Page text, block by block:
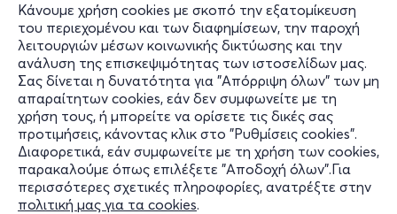
Κάνουμε χρήση cookies με σκοπό την εξατομίκευση
του περιεχομένου και των διαφημίσεων, την παροχή
λειτουργιών μέσων κοινωνικής δικτύωσης και την
ανάλυση της επισκεψιμότητας των ιστοσελίδων μας.
Σας δίνεται η δυνατότητα για "Απόρριψη όλων" των μη
απαραίτητων cookies, εάν δεν συμφωνείτε με τη
χρήση τους, ή μπορείτε να ορίσετε τις δικές σας
προτιμήσεις, κάνοντας κλικ στο "Ρυθμίσεις cookies".
Διαφορετικά, εάν συμφωνείτε με τη χρήση των cookies,
παρακαλούμε όπως επιλέξετε "Αποδοχή όλων".Για
περισσότερες σχετικές πληροφορίες, ανατρέξτε στην
πολιτική μας για τα cookies.
Πληροφορίες
Υποστήριξη
Stay Connected
Mobile app